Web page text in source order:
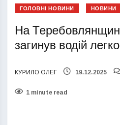
ГОЛОВНІ НОВИНИ НОВИНИ
На
загинув водій
КУРИЛО ОЛЕГ 19.12.2025
1 minute read